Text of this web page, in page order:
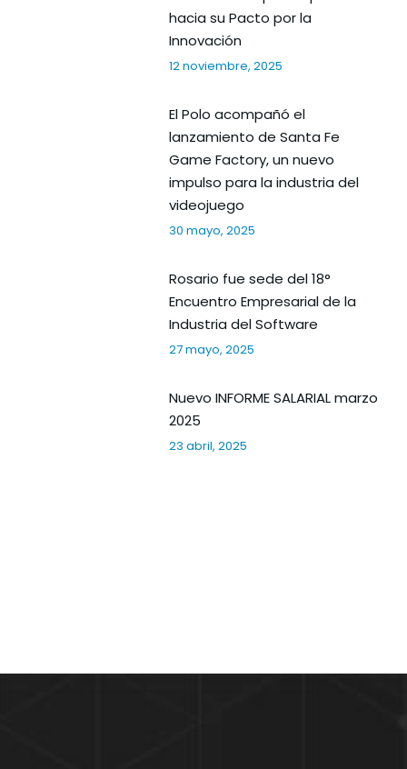
hacia su Pacto por la
Innovación
12 noviembre, 2025
El Polo acompañó el
lanzamiento de Santa Fe
Game Factory, un nuevo
impulso para la industria del
videojuego
30 mayo, 2025
Rosario fue sede del 18°
Encuentro Empresarial de la
Industria del Software
27 mayo, 2025
Nuevo INFORME SALARIAL marzo
2025
23 abril, 2025